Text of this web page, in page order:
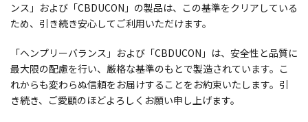
ンス」および「CBDUCON」の製品は、この基準をクリアしている
ため、引き続き安心してご利用いただけます。
「ヘンプリーバランス」および「CBDUCON」は、安全性と品質に
最大限の配慮を行い、厳格な基準のもとで製造されています。こ
れからも変わらぬ信頼をお届けすることをお約束いたします。引
き続き、ご愛顧のほどよろしくお願い申し上げます。